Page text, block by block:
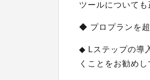
ツールについても
◆ プロプランを超
◆ Lステップの導
くことをお勧めし